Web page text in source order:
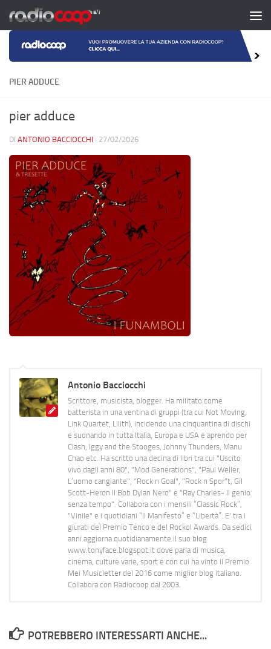
Salta al contenuto
PIER ADDUCE
pier adduce
DI ANTONIO BACCIOCCHI · 27/02/2026
Antonio Bacciocchi
Scrittore, musicista, blogger. Ha militato come
batterista in una ventina di gruppi (tra cui Not Moving,
Link Quartet, Lilith), incidendo una cinquantina di dischi
e suonando in tutta Italia, Europa e USA e aprendo per
Clash, Iggy and the Stooges, Johnny Thunders, Manu
Chao etc. Ha scritto una decina di libri tra cui "Uscito
vivo dagli anni 80", "Mod Generations", "Paul Weller,
L’uomo cangiante", "Rock n Goal", "Rock n Spor"t, Gil
Scott-Heron Il Bob Dylan Nero" e "Ray Charles- Il genio
senza tempo". Collabora con i mensili “Classic Rock”,
"Vinile" e i quotidiani “Il Manifesto” e “Libertà”. E' tra i
giurati del Premio Tenco e del Rockol Awards. Da sedici
anni aggiorna quotidianamente il suo blog
www.tonyface.blogspot.it dove parla di musica,
cinema, culture varie, sport e con cui ha vinto il Premio
Mei Musicletter del 2016 come miglior blog italiano.
Collabora con Radiocoop dal 2003.
POTREBBERO INTERESSARTI ANCHE...